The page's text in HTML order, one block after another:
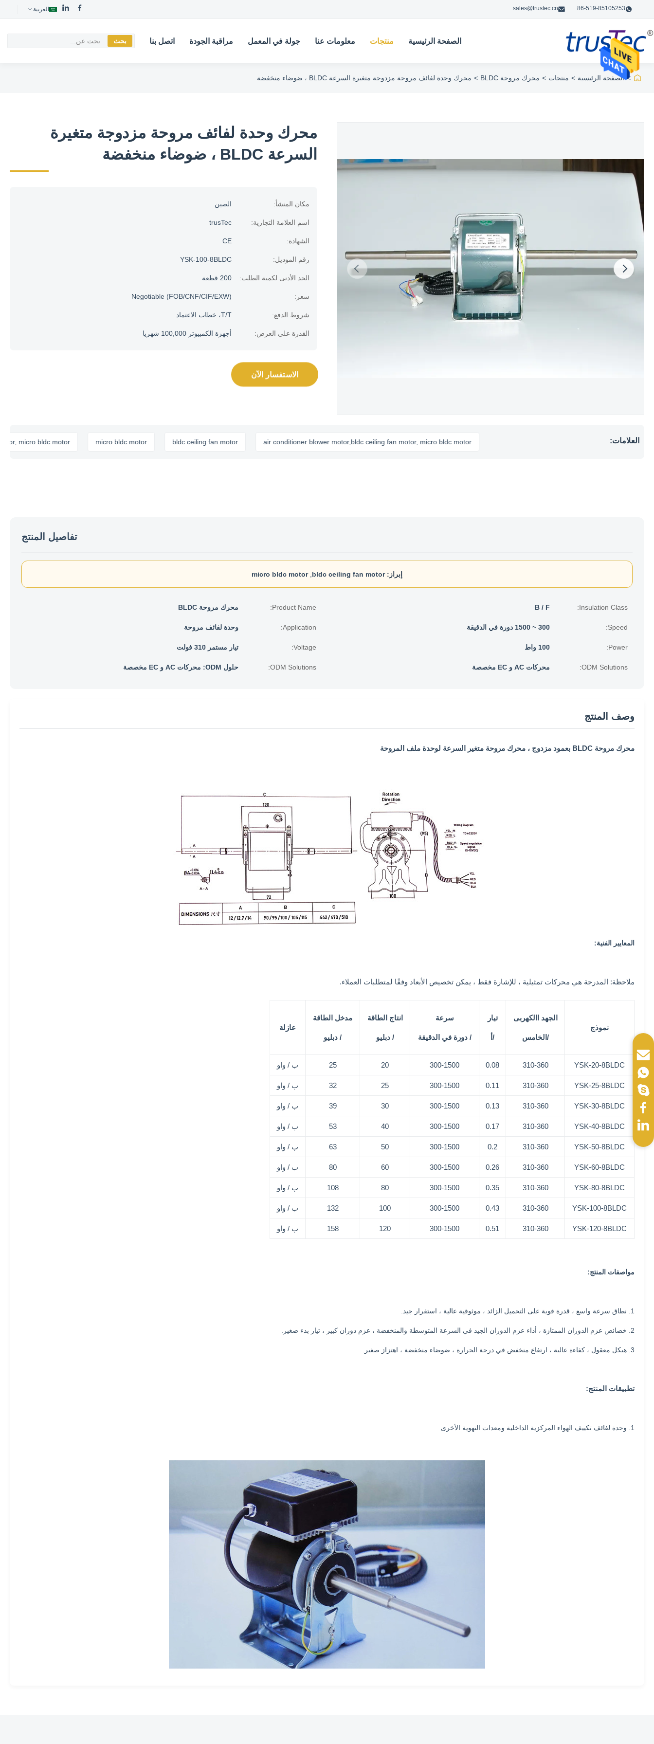
86-519-85105253
sales@trustec.cn العربية
الصفحة الرئيسية منتجات معلومات عنا جولة في المعمل مراقبة الجودة اتصل بنا بحث
> الصفحة الرئيسية > منتجات > محرك مروحة BLDC > محرك وحدة لفائف مروحة مزدوجة متغيرة السرعة BLDC ، ضوضاء منخفضة
محرك وحدة لفائف مروحة مزدوجة متغيرة
السرعة BLDC ، ضوضاء منخفضة
مكان المنشأ: الصين
اسم العلامة التجارية: trusTec
الشهادة: CE
رقم الموديل: YSK-100-8BLDC
الحد الأدنى لكمية الطلب: 200 قطعة
سعر: Negotiable (FOB/CNF/CIF/EXW)
شروط الدفع: T/T، خطاب الاعتماد
القدرة على العرض: أجهزة الكمبيوتر 100,000 شهريا
الاستفسار الآن
العلامات: air conditioner blower motor,bldc ceiling fan motor, micro bldc motor
bldc ceiling fan motor
micro bldc motor
bldc motor
تفاصيل المنتج
إبراز: bldc ceiling fan motor
,
micro bldc motor
Insulation Class:
B / F
Product Name: محرك مروحة BLDC
Speed: 300 ~ 1500 دورة في الدقيقة Application: وحدة لفائف مروحة
Power: 100 واط Voltage: تيار مستمر 310 فولت
ODM Solutions: محركات AC و EC مخصصة ODM Solutions: حلول ODM: محركات AC و EC مخصصة
وصف المنتج
محرك مروحة BLDC بعمود مزدوج ، محرك مروحة متغير السرعة لوحدة ملف المروحة
المعايير الفنية:
ملاحظة: المدرجة هي محركات تمثيلية ، للإشارة فقط ، يمكن تخصيص الأبعاد وفقًا لمتطلبات العملاء.
نموذج
الجهد االكهربى
/الخامس
تيار
/أ
سرعة
/ دورة في الدقيقة
انتاج الطاقة
/ دبليو
مدخل الطاقة
/ دبليو
عازلة
YSK-20-8BLDC
310-360
0.08
300-1500
20
25 ب / واو
YSK-25-8BLDC
310-360
0.11
300-1500
25
32 ب / واو
YSK-30-8BLDC
310-360
0.13
300-1500
30
39 ب / واو
YSK-40-8BLDC
310-360
0.17
300-1500
40
53 ب / واو
YSK-50-8BLDC
310-360
0.2
300-1500
50
63 ب / واو
YSK-60-8BLDC
310-360
0.26
300-1500
60
80 ب / واو
YSK-80-8BLDC
310-360
0.35
300-1500
80
108 ب / واو
YSK-100-8BLDC
310-360
0.43
300-1500
100
132 ب / واو
YSK-120-8BLDC
310-360
0.51
300-1500
120
158 ب / واو
مواصفات المنتج:
1. نطاق سرعة واسع ، قدرة قوية على التحميل الزائد ، موثوقية عالية ، استقرار جيد.
2. خصائص عزم الدوران الممتازة ، أداء عزم الدوران الجيد في السرعة المتوسطة والمنخفضة ، عزم دوران كبير ، تيار بدء صغير.
3. هيكل معقول ، كفاءة عالية ، ارتفاع منخفض في درجة الحرارة ، ضوضاء منخفضة ، اهتزاز صغير.
تطبيقات المنتج:
1. وحدة لفائف تكييف الهواء المركزية الداخلية ومعدات التهوية الأخرى